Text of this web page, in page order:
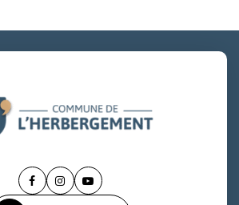
Lien Lien Lien